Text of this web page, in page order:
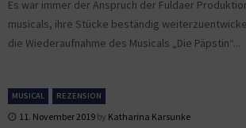
Es war immer der Anspruch der Fuldaer
musicals, ihre Stücke beständig
die Wiederaufnahme des Musicals „Die Päpstin“...
MUSICAL REZENSION
11. November 2019 by Katharina Karsunke